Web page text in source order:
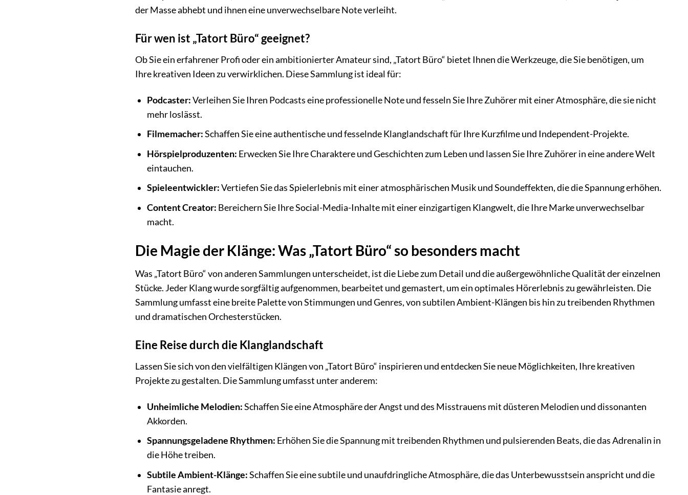
der Masse abhebt und ihnen eine unverwechselbare Note verleiht.
Für wen ist „Tatort Büro“ geeignet?
Ob Sie ein erfahrener Profi oder ein ambitionierter Amateur sind, „Tatort Büro“ bietet Ihnen die Werkzeuge, die Sie benötigen, um
Ihre kreativen Ideen zu verwirklichen. Diese Sammlung ist ideal für:
Podcaster:Verleihen Sie Ihren Podcasts eine professionelle Note und fesseln Sie Ihre Zuhörer mit einer Atmosphäre, die sie nicht
mehr loslässt.
Filmemacher:Schaffen Sie eine authentische und fesselnde Klanglandschaft für Ihre Kurzfilme und Independent-Projekte.
Hörspielproduzenten: Erwecken Sie Ihre Charaktere und Geschichten zum Leben und lassen Sie Ihre Zuhörer in eine andere Welt
eintauchen.
Spieleentwickler:Vertiefen Sie das Spielerlebnis mit einer atmosphärischen Musik und Soundeffekten, die die Spannung erhöhen.
Content Creator: Bereichern Sie Ihre Social-Media-Inhalte mit einer einzigartigen Klangwelt, die Ihre Marke unverwechselbar
macht.
Die Magie der Klänge: Was „Tatort Büro“ so besonders macht
Was „Tatort Büro“ von anderen Sammlungen unterscheidet, ist die Liebe zum Detail und die außergewöhnliche Qualität der einzelnen
Stücke. Jeder Klang wurde sorgfältig aufgenommen, bearbeitet und gemastert, um ein optimales Hörerlebnis zu gewährleisten. Die
Sammlung umfasst eine breite Palette von Stimmungen und Genres, von subtilen Ambient-Klängen bis hin zu treibenden Rhythmen
und dramatischen Orchesterstücken.
Eine Reise durch die Klanglandschaft
Lassen Sie sich von den vielfältigen Klängen von „Tatort Büro“ inspirieren und entdecken Sie neue Möglichkeiten, Ihre kreativen
Projekte zu gestalten. Die Sammlung umfasst unter anderem:
Unheimliche Melodien:Schaffen Sie eine Atmosphäre der Angst und des Misstrauens mit düsteren Melodien und dissonanten
Akkorden.
Spannungsgeladene Rhythmen: Erhöhen Sie die Spannung mit treibenden Rhythmen und pulsierenden Beats, die das Adrenalin in
die Höhe treiben.
Subtile Ambient-Klänge:Schaffen Sie eine subtile und unaufdringliche Atmosphäre, die das Unterbewusstsein anspricht und die
Fantasie anregt.